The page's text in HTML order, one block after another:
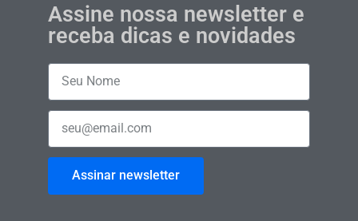
Assine nossa newsletter e
receba dicas e novidades
Assinar newsletter